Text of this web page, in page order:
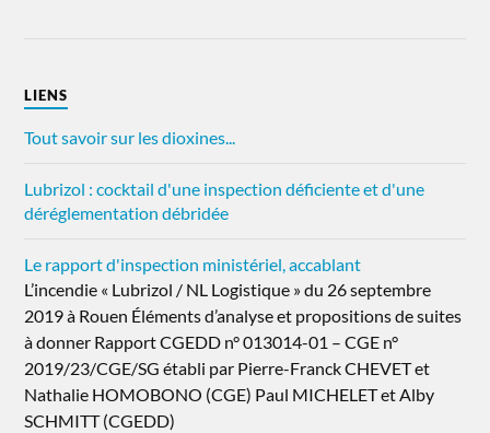
LIENS
Tout savoir sur les dioxines...
Lubrizol : cocktail d'une inspection déficiente et d'une
déréglementation débridée
Le rapport d'inspection ministériel, accablant
L’incendie « Lubrizol / NL Logistique » du 26 septembre
2019 à Rouen Éléments d’analyse et propositions de suites
à donner Rapport CGEDD n° 013014-01 – CGE n°
2019/23/CGE/SG établi par Pierre-Franck CHEVET et
Nathalie HOMOBONO (CGE) Paul MICHELET et Alby
SCHMITT (CGEDD)